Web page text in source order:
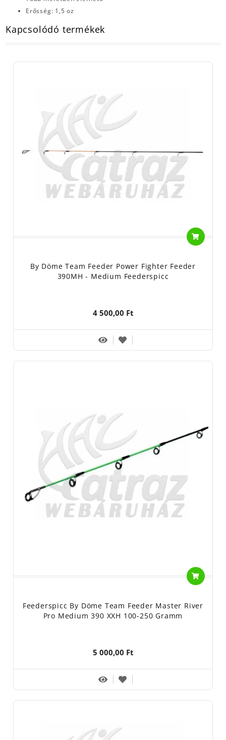
Erősség: 1,5 oz
Kapcsolódó termékek
By Döme Team Feeder Power Fighter Feeder
390MH - Medium Feederspicc
4 500,00 Ft
Feederspicc By Döme Team Feeder Master River
Pro Medium 390 XXH 100-250 Gramm
5 000,00 Ft